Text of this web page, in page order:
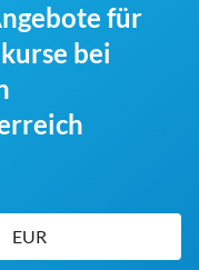
für
bei
EUR